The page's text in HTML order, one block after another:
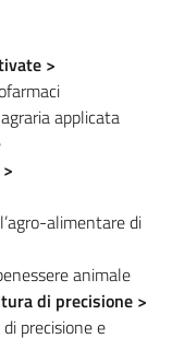
>
applicata
alimentare di
animale
di precisione >
precisione e